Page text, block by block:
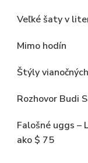
Veľké šaty v
Mimo hodín
Štýly
Rozhovor Budi
Falošné uggs –
ako $ 75